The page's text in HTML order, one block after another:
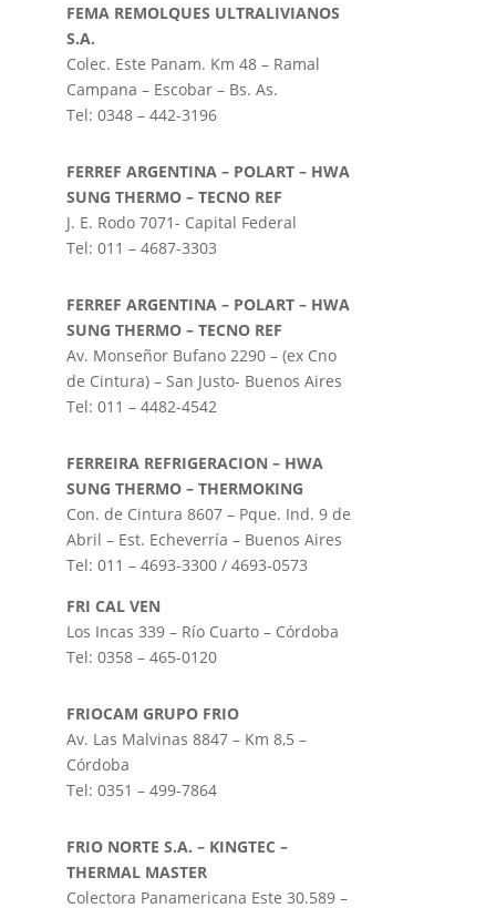
FEMA REMOLQUES ULTRALIVIANOS
S.A.
Colec. Este Panam. Km 48 – Ramal
Campana – Escobar – Bs. As.
Tel: 0348 – 442-3196
FERREF ARGENTINA – POLART – HWA
SUNG THERMO – TECNO REF
J. E. Rodo 7071- Capital Federal
Tel: 011 – 4687-3303
FERREF ARGENTINA – POLART – HWA
SUNG THERMO – TECNO REF
Av. Monseñor Bufano 2290 – (ex Cno
de Cintura) – San Justo- Buenos Aires
Tel: 011 – 4482-4542
FERREIRA REFRIGERACION – HWA
SUNG THERMO – THERMOKING
Con. de Cintura 8607 – Pque. Ind. 9 de
Abril – Est. Echeverría – Buenos Aires
Tel: 011 – 4693-3300 / 4693-0573
FRI CAL VEN
Los Incas 339 – Río Cuarto – Córdoba
Tel: 0358 – 465-0120
FRIOCAM GRUPO FRIO
Av. Las Malvinas 8847 – Km 8,5 –
Córdoba
Tel: 0351 – 499-7864
FRIO NORTE S.A. – KINGTEC –
THERMAL MASTER
Colectora Panamericana Este 30.589 –